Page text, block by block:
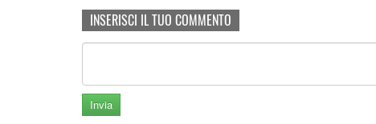
INSERISCI IL TUO COMMENTO